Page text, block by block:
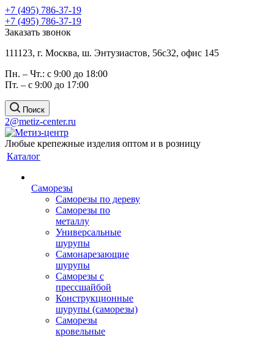
+7 (495) 786-37-19
+7 (495) 786-37-19
Заказать звонок
111123, г. Москва, ш. Энтузиастов, 56с32, офис 145
Пн. – Чт.: с 9:00 до 18:00
Пт. – с 9:00 до 17:00
Поиск
2@metiz-center.ru
Любые крепежные изделия оптом и в розницу
Каталог
Саморезы
Саморезы по дереву
Саморезы по
металлу
Универсальные
шурупы
Самонарезающие
шурупы
Саморезы с
прессшайбой
Конструкционные
шурупы (саморезы)
Саморезы
кровельные